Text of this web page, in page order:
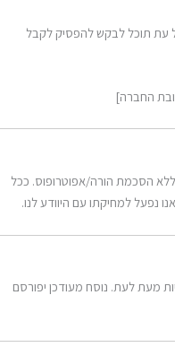
עת תוכל לבקש להפסיק לקבל
החברה]
השירותים אינם מיועדים לקטינים מתחת לגיל 18 ללא הסכמת הורה/אפוטרופוס. ככל
נפעל למחיקתו עם היוודע לנו.
מעת לעת. נוסח מעודכן יפורסם